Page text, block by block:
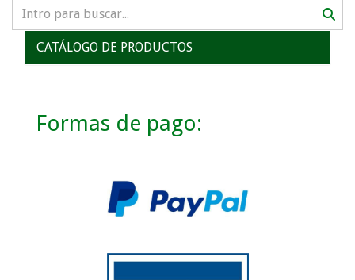
CATÁLOGO DE PRODUCTOS
Formas de pago: